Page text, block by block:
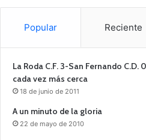
Popular Reciente
La Roda C.F. 3-San Fernando
cada vez más cerca
18 de junio de 2011
A un minuto de la gloria
22 de mayo de 2010